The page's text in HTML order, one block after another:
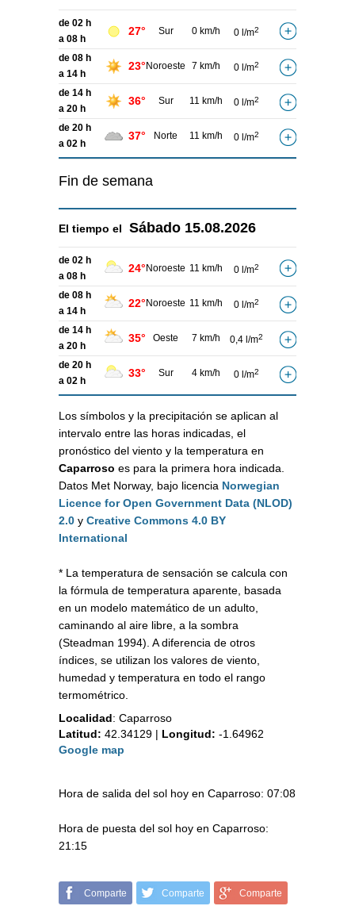
de 02 h
a 08 h
27° Sur 0 km/h 0 l/m2
de 08 h
a 14 h
23° Noroeste 7 km/h 0 l/m2
de 14 h
a 20 h
36° Sur 11 km/h 0 l/m2
de 20 h
a 02 h
37° Norte 11 km/h 0 l/m2
Fin de semana
El tiempo el Sábado 15.08.2026
de 02 h
a 08 h
24° Noroeste 11 km/h 0 l/m2
de 08 h
a 14 h
22° Noroeste 11 km/h 0 l/m2
de 14 h
a 20 h
35° Oeste 7 km/h 0,4 l/m2
de 20 h
a 02 h
33° Sur 4 km/h 0 l/m2
Los símbolos y la precipitación se aplican al
intervalo entre las horas indicadas, el
pronóstico del viento y la temperatura en
Caparroso es para la primera hora indicada.
Datos Met Norway, bajo licencia Norwegian
Licence for Open Government Data (NLOD)
2.0 y Creative Commons 4.0 BY
International
* La temperatura de sensación se calcula con
la fórmula de temperatura aparente, basada
en un modelo matemático de un adulto,
caminando al aire libre, a la sombra
(Steadman 1994). A diferencia de otros
índices, se utilizan los valores de viento,
humedad y temperatura en todo el rango
termométrico.
Localidad: Caparroso
Latitud: 42.34129 | Longitud: -1.64962
Google map
Hora de salida del sol hoy en Caparroso: 07:08
Hora de puesta del sol hoy en Caparroso:
21:15
Comparte Comparte Comparte